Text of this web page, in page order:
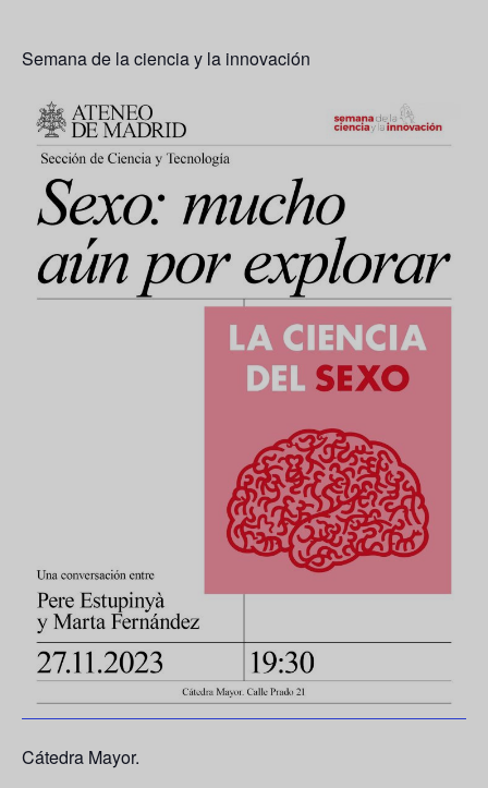
Semana de la ciencia y la innovación
Cátedra Mayor.